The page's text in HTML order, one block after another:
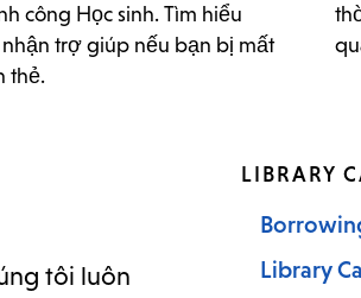
công Học sinh. Tìm hiểu
trợ giúp nếu bạn bị mất
thẻ.
tôi luôn
LIBRARY
Library